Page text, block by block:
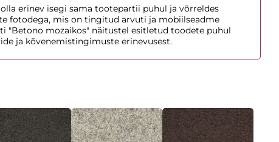
erinev isegi sama tootepartii puhul ja võrreldes
fotodega, mis on tingitud arvuti ja mobiilseadme
"Betono mozaikos" näitustel esitletud toodete puhul
ja kõvenemistingimuste erinevusest.